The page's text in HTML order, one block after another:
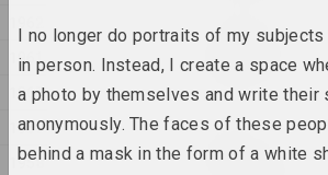
1961
1960
1959
1958
Илья Падалко
Без названия
2024, живопись
Юра Шуст
Без названия
I no longer do portraits of my
in person. Instead, I create a space
a photo by themselves and write their
anonymously. The faces of these
behind a mask in the form of a white